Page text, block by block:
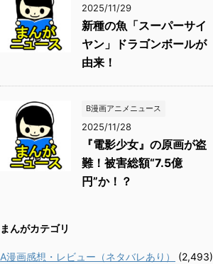
2025/11/29
新種の魚「スーパーサイ
ヤン」ドラゴンボールが
由来！
B漫画アニメニュース
2025/11/28
『電影少女』の原画が盗
難！被害総額“7.5億
円”か！？
まんがカテゴリ
A漫画感想・レビュー（ネタバレあり）
(2,493)